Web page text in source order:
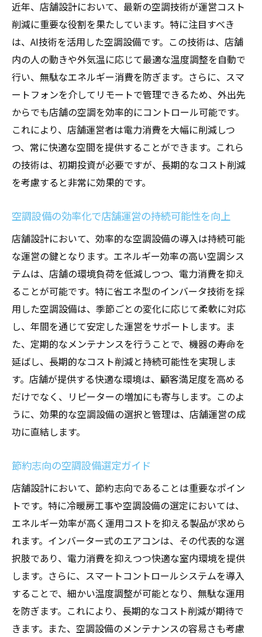
近年、店舗設計において、最新の空調技術が運営コスト
削減に重要な役割を果たしています。特に注目すべき
は、AI技術を活用した空調設備です。この技術は、店舗
内の人の動きや外気温に応じて最適な温度調整を自動で
行い、無駄なエネルギー消費を防ぎます。さらに、スマ
ートフォンを介してリモートで管理できるため、外出先
からでも店舗の空調を効率的にコントロール可能です。
これにより、店舗運営者は電力消費を大幅に削減しつ
つ、常に快適な空間を提供することができます。これら
の技術は、初期投資が必要ですが、長期的なコスト削減
を考慮すると非常に効果的です。
空調設備の効率化で店舗運営の持続可能性を向上
店舗設計において、効率的な空調設備の導入は持続可能
な運営の鍵となります。エネルギー効率の高い空調シス
テムは、店舗の環境負荷を低減しつつ、電力消費を抑え
ることが可能です。特に省エネ型のインバータ技術を採
用した空調設備は、季節ごとの変化に応じて柔軟に対応
し、年間を通じて安定した運営をサポートします。ま
た、定期的なメンテナンスを行うことで、機器の寿命を
延ばし、長期的なコスト削減と持続可能性を実現しま
す。店舗が提供する快適な環境は、顧客満足度を高める
だけでなく、リピーターの増加にも寄与します。このよ
うに、効果的な空調設備の選択と管理は、店舗運営の成
功に直結します。
節約志向の空調設備選定ガイド
店舗設計において、節約志向であることは重要なポイン
トです。特に冷暖房工事や空調設備の選定においては、
エネルギー効率が高く運用コストを抑える製品が求めら
れます。インバーター式のエアコンは、その代表的な選
択肢であり、電力消費を抑えつつ快適な室内環境を提供
します。さらに、スマートコントロールシステムを導入
することで、細かい温度調整が可能となり、無駄な運用
を防ぎます。これにより、長期的なコスト削減が期待で
きます。また、空調設備のメンテナンスの容易さも考慮